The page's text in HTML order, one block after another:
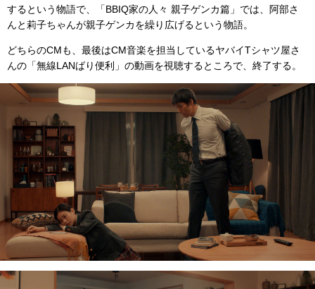
するという物語で、「BBIQ家の人々 親子ゲンカ篇」では、阿部さ
んと莉子ちゃんが親子ゲンカを繰り広げるという物語。
どちらのCMも、最後はCM音楽を担当しているヤバイTシャツ屋さ
んの「無線LANばり便利」の動画を視聴するところで、終了する。